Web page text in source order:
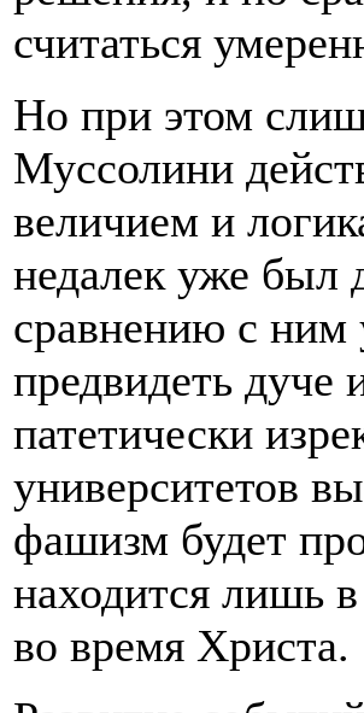
считаться
Но при этом
Муссолини
величием и
недалек уже был
сравнению с
предвидеть дуче
патетически
университетов
фашизм будет
находится лишь
во время Христа.